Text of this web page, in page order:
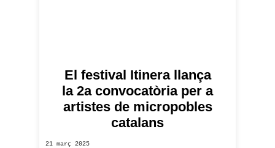
El festival Itinera llança
la 2a convocatòria per a
artistes de micropobles
catalans
21 març 2025